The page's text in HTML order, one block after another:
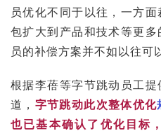
员优化不同于以往，一方
包扩大到产品和技术等更
员的补偿方案并不如以往可
根据李蓓等字节跳动员工
道， 字节跳动此次整体优化
也已基本确认了优化目标，